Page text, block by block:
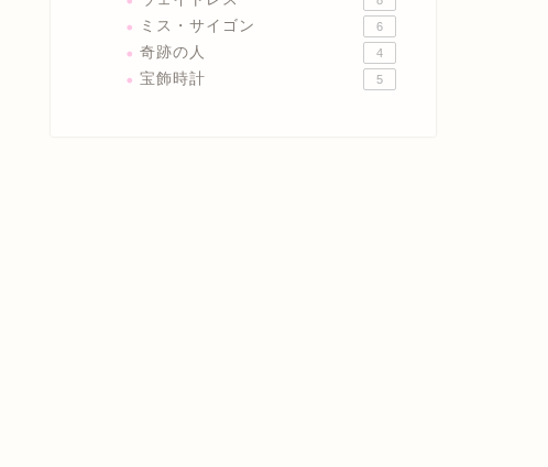
ミス・サイゴン 6
奇跡の人 4
宝飾時計 5